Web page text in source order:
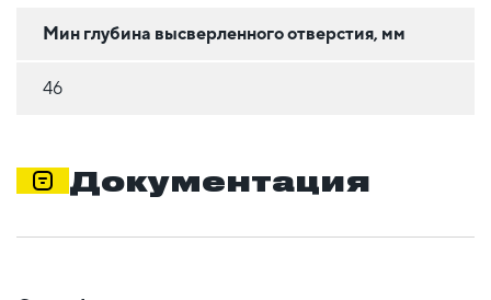
Мин глубина высверленного отверстия, мм
46
Документация